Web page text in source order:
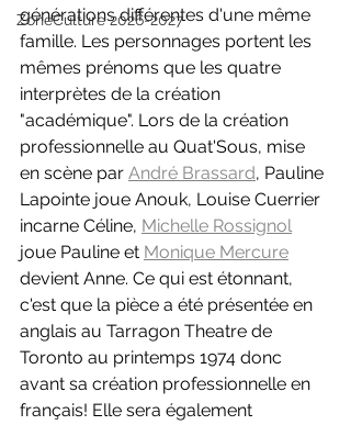
ZoneCulture 2026-2027
générations différentes d'une même
famille. Les personnages portent les
mêmes prénoms que les quatre
interprètes de la création
"académique". Lors de la création
professionnelle au Quat'Sous, mise
en scène par André Brassard, Pauline
Lapointe joue Anouk, Louise Cuerrier
incarne Céline, Michelle Rossignol
joue Pauline et Monique Mercure
devient Anne. Ce qui est étonnant,
c'est que la pièce a été présentée en
anglais au Tarragon Theatre de
Toronto au printemps 1974 donc
avant sa création professionnelle en
français! Elle sera également